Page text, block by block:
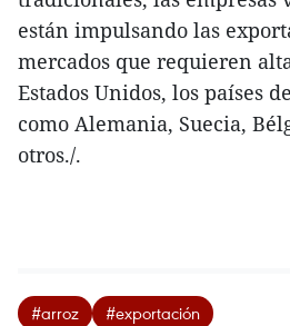
están impulsando las
mercados que requieren
Estados Unidos, los países
como Alemania, Suecia,
otros./.
#arroz #exportación